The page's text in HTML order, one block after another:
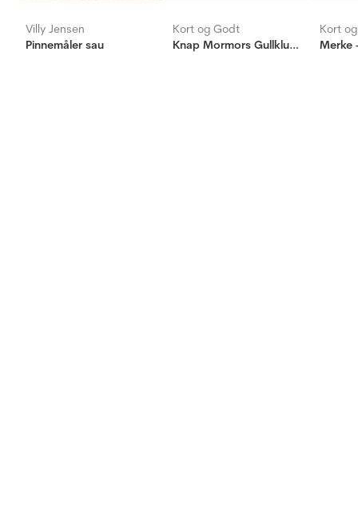
Villy Jensen
Pinnemåler sau
Kort og Godt
Knap Mormors Gullklump 15mm
Kort
Merke